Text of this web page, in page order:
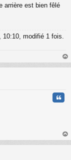
arrière est bien fêlé
10:10, modifié 1 fois.
au
au